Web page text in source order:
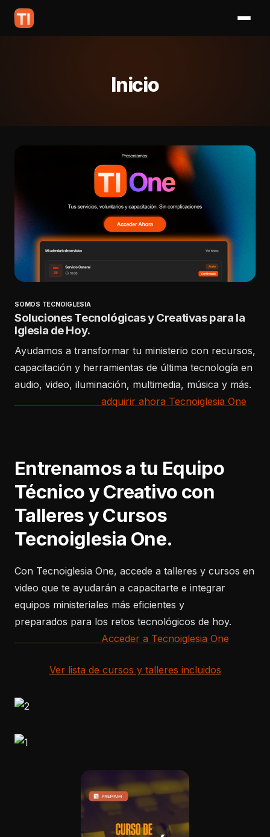
Inicio
SOMOS TECNOIGLESIA
Soluciones Tecnológicas y Creativas para la
Iglesia de Hoy.
Ayudamos a transformar tu ministerio con recursos,
capacitación y herramientas de última tecnología en
audio, video, iluminación, multimedia, música y más.
adquirir ahora Tecnoiglesia One
Entrenamos a tu Equipo
Técnico y Creativo con
Talleres y Cursos
Tecnoiglesia One.
Con Tecnoiglesia One, accede a talleres y cursos en
video que te ayudarán a capacitarte e integrar
equipos ministeriales más eficientes y
preparados para los retos tecnológicos de hoy.
Acceder a Tecnoiglesia One
Ver lista de cursos y talleres incluidos